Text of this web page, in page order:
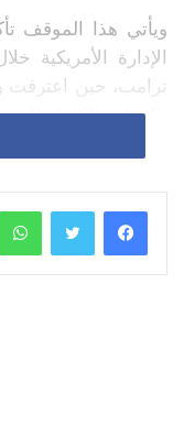
ويأتي هذا الموقف
الإدارة الأمريكية
بالسيادة الكاملة
الساحة الدولية،
المتحدة والمملكة
والرؤية الموحدة
ويُنتظر أن يكون
الإقليمي
لإيجاد حل سياسي